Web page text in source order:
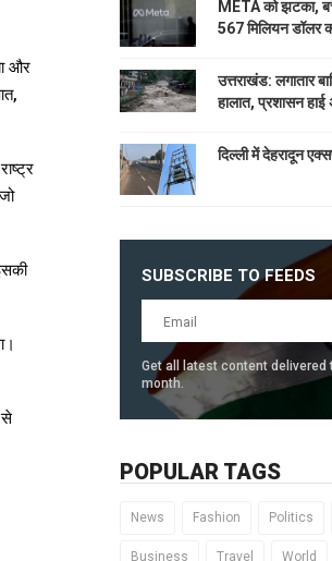
और
से
META को झटका,
567 मिलियन डॉलर
उत्तराखंड: लगातार
हालात, प्रशासन हाई
दिल्ली में देहरादून
SUBSCRIBE TO FEEDS
Get all latest content
month.
POPULAR TAGS
News Fashion Politics
Business Travel World